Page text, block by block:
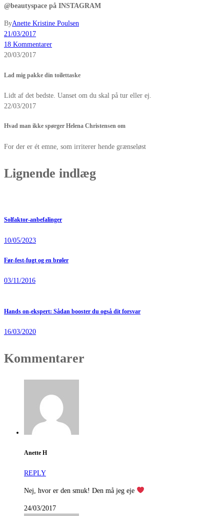
@beautyspace på INSTAGRAM
ByAnette Kristine Poulsen
21/03/2017
18 Kommentarer
20/03/2017
Lad mig pakke din toilettaske
Lidt af det bedste. Uanset om du skal på tur eller ej.
22/03/2017
Hvad man ikke spørger Helena Christensen om
For der er ét emne, som irriterer hende grænseløst
Lignende indlæg
Solfaktor-anbefalinger
10/05/2023
Før-fest-fugt og en brøler
03/11/2016
Hands on-ekspert: Sådan booster du også dit forsvar
16/03/2020
Kommentarer
Anette H
REPLY
Nej, hvor er den smuk! Den må jeg eje
24/03/2017